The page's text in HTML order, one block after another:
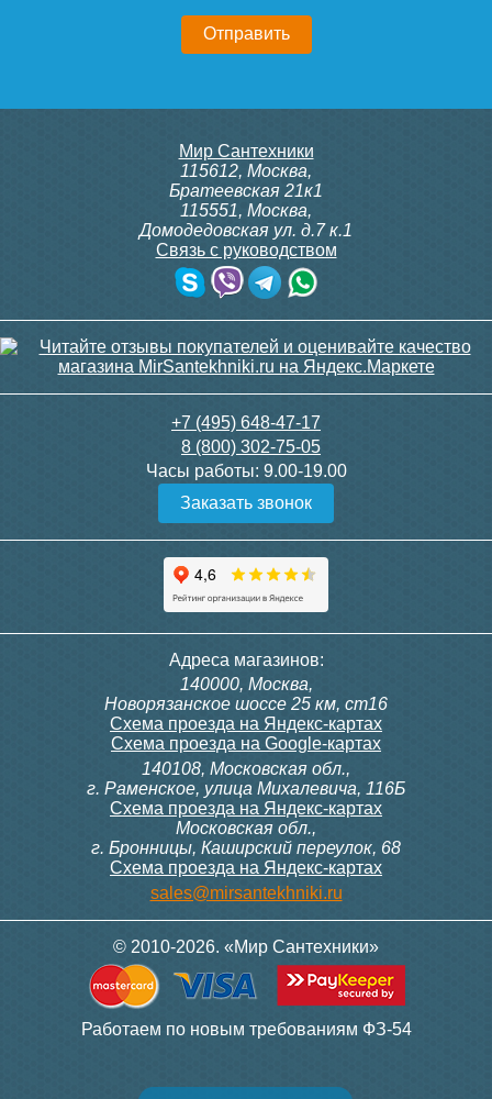
Мир Сантехники
115612, Москва,
Братеевская 21к1
115551, Москва,
Домодедовская ул. д.7 к.1
Связь с руководством
+7 (495) 648-47-17
8 (800) 302-75-05
Часы работы: 9.00-19.00
Заказать звонок
Адреса магазинов:
140000, Москва,
Новорязанское шоссе 25 км, ст16
Схема проезда на Яндекс-картах
Схема проезда на Google-картах
140108, Московская обл.,
г. Раменское, улица Михалевича, 116Б
Схема проезда на Яндекс-картах
Московская обл.,
г. Бронницы, Каширский переулок, 68
Схема проезда на Яндекс-картах
sales@mirsantekhniki.ru
© 2010-2026. «Мир Сантехники»
Работаем по новым требованиям ФЗ-54